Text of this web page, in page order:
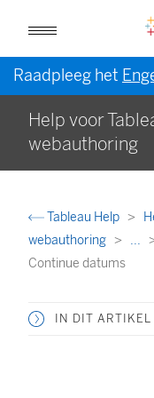
Raadpleeg het
Help voor
webauthoring
Tableau Help
webauthoring
...
Continue datums
IN DIT ARTIKEL